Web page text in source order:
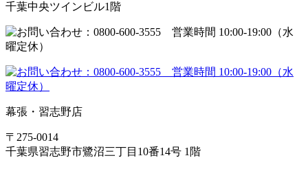
千葉中央ツインビル1階
幕張・習志野店
〒275-0014
千葉県習志野市鷺沼三丁目10番14号 1階